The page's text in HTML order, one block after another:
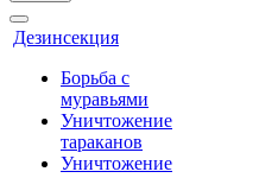
Дезинсекция
Борьба с
муравьями
Уничтожение
тараканов
Уничтожение